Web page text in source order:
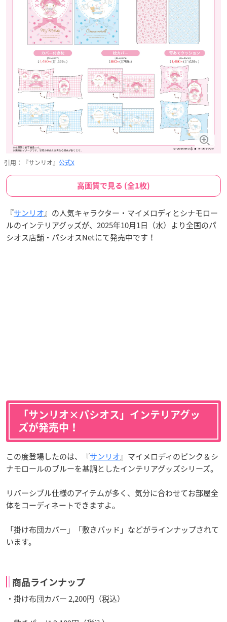
引用：『サンリオ』 公式X
高画質で見る (全1枚)
『サンリオ』の人気キャラクター・マイメロディとシナモロー
ルのインテリアグッズが、2025年10月1日（水）より全国のパ
シオス店舗・パシオスNetにて発売中です！
「サンリオ×パシオス」インテリアグッ
ズが発売中！
この度登場したのは、『サンリオ』マイメロディのピンク＆シ
ナモロールのブルーを基調としたインテリアグッズシリーズ。
リバーシブル仕様のアイテムが多く、気分に合わせてお部屋全
体をコーディネートできますよ。
「掛け布団カバー」「敷きパッド」などがラインナップされて
います。
商品ラインナップ
・掛け布団カバー 2,200円（税込）